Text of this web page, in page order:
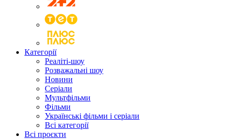
Категорії
Реаліті-шоу
Розважальні шоу
Новини
Серіали
Мультфільми
Фільми
Українські фільми і серіали
Всі категорії
Всі проєкти